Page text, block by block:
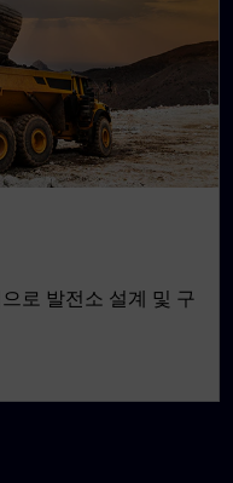
로 발전소 설계 및 구